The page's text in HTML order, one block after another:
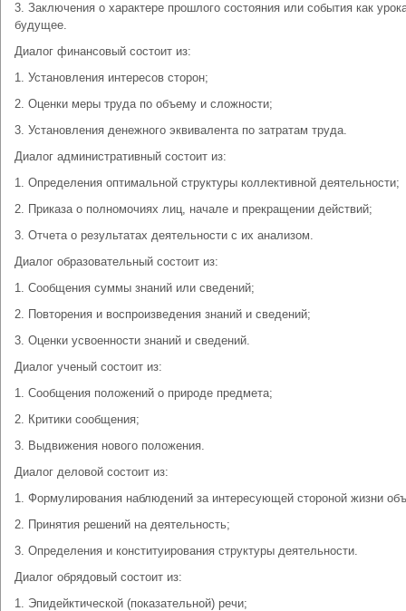
3. Заключения о характере прошлого состояния или события как
будущее.
Диалог финансовый состоит из:
1. Установления интересов сторон;
2. Оценки меры труда по объему и сложности;
3. Установления денежного эквивалента по затратам труда.
Диалог административный состоит из:
1. Определения оптимальной структуры коллективной деятельности;
2. Приказа о полномочиях лиц, начале и прекращении действий;
3. Отчета о результатах деятельности с их анализом.
Диалог образовательный состоит из:
1. Сообщения суммы знаний или сведений;
2. Повторения и воспроизведения знаний и сведений;
3. Оценки усвоенности знаний и сведений.
Диалог ученый состоит из:
1. Сообщения положений о природе предмета;
2. Критики сообщения;
3. Выдвижения нового положения.
Диалог деловой состоит из:
1. Формулирования наблюдений за интересующей стороной жизни
2. Принятия решений на деятельность;
3. Определения и конституирования структуры деятельности.
Диалог обрядовый состоит из:
1. Эпидейктической (показательной) речи;